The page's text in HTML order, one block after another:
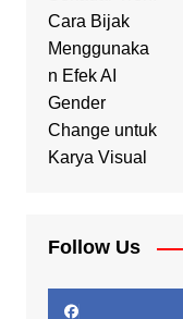
Follow Us